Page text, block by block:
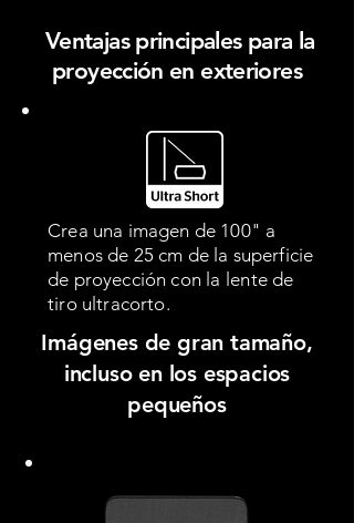
Ventajas principales para la
proyección en exteriores
Crea una imagen de 100" a
menos de 25 cm de la superficie
de proyección con la lente de
tiro ultracorto.
Imágenes de gran tamaño,
incluso en los espacios
pequeños